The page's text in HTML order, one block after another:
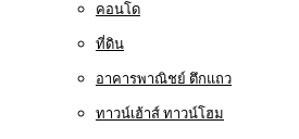
คอนโด
ที่ดิน
อาคารพาณิชย์ ตึกแถว
ทาวน์เฮ้าส์ ทาวน์โฮม